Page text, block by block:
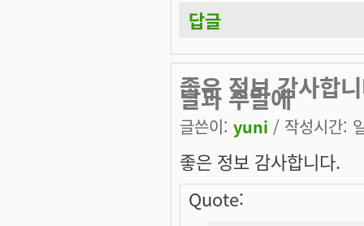
답글
좋은 정보 감사합
날과 주말에
글쓴이: yuni / 작성시간:
좋은 정보 감사합니다.
Quote: